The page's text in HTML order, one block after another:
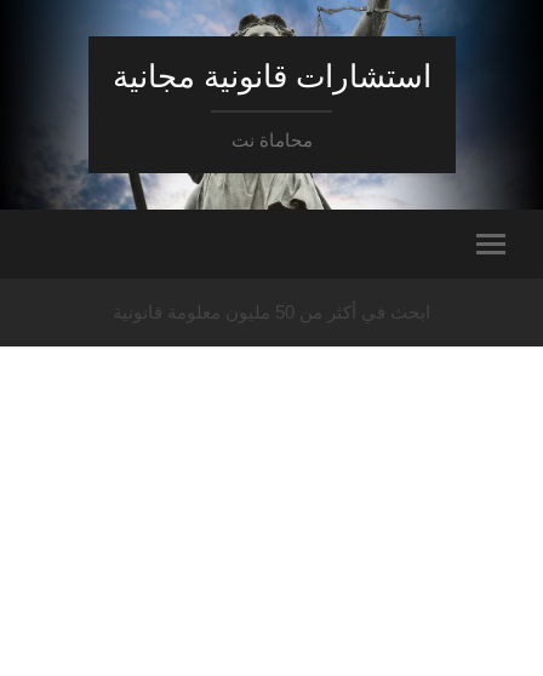
استشارات قانونية مجانية
محاماة نت
ابحث في أكثر من 50 مليون معلومة قانونية